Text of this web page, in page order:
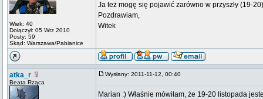
Wiek: 40
Dołączył: 05 Wrz 2010
Posty: 59
Skąd: Warszawa/Pabianice
Ja też mogę się pojawić zarówno w przyszły (19-
Pozdrawiam,
Witek
atka_r
Beata Rząca
Wysłany: 2011-11-12, 00:40
Marian :) Właśnie mówiłam, że 19-20 listopada